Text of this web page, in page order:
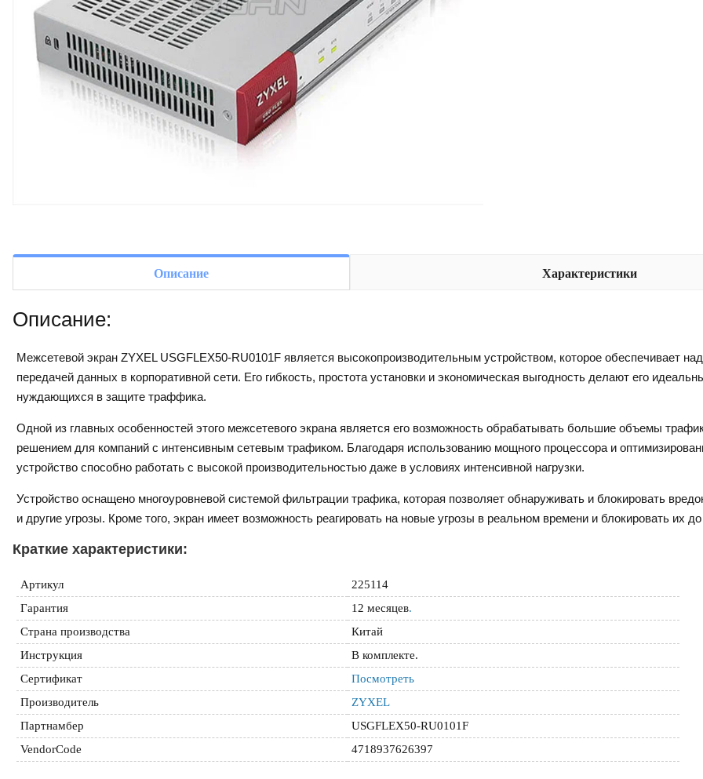
Описание Характеристики
Описание:
Межсетевой экран ZYXEL USGFLEX50-RU0101F является высокопроизводительным устройством, которое обеспечивает
передачей данных в корпоративной сети. Его гибкость, простота установки и экономическая выгодность делают его
нуждающихся в защите траффика.
Одной из главных особенностей этого межсетевого экрана является его возможность обрабатывать большие объемы
решением для компаний с интенсивным сетевым трафиком. Благодаря использованию мощного процессора и
устройство способно работать с высокой производительностью даже в условиях интенсивной нагрузки.
Устройство оснащено многоуровневой системой фильтрации трафика, которая позволяет обнаруживать и блокировать
и другие угрозы. Кроме того, экран имеет возможность реагировать на новые угрозы в реальном времени и блокировать их
Краткие характеристики:
Артикул
225114
Гарантия
12 месяцев.
Страна производства
Китай
Инструкция
В комплекте.
Сертификат
Посмотреть
Производитель
ZYXEL
Партнамбер
USGFLEX50-RU0101F
VendorCode
4718937626397